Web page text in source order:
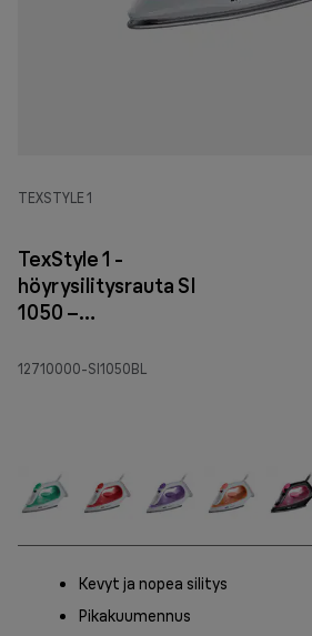
TEXSTYLE 1
TexStyle 1 -
höyrysilitysrauta SI
1050 –
12710000-SI1050BL
Kevyt ja nopea silitys
Pikakuumennus